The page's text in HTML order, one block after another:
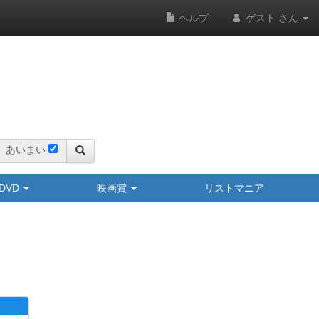
ヘルプ ゲスト さん
あいまい
映画賞 リストマニア